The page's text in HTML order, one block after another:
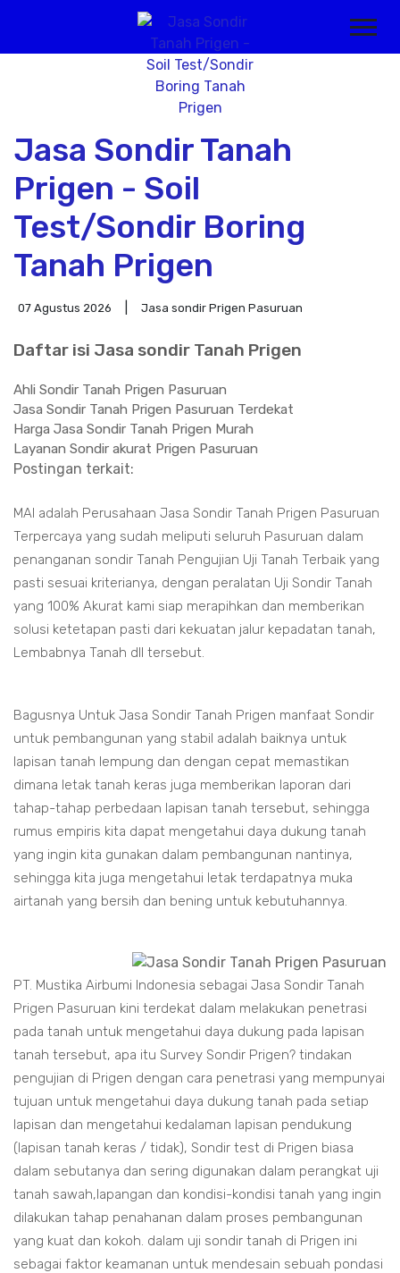
Jasa Sondir Tanah
Prigen - Soil
Test/Sondir Boring
Tanah Prigen
07 Agustus 2026 Jasa sondir Prigen Pasuruan
Daftar isi Jasa sondir Tanah Prigen
Ahli Sondir Tanah Prigen Pasuruan
Jasa Sondir Tanah Prigen Pasuruan Terdekat
Harga Jasa Sondir Tanah Prigen Murah
Layanan Sondir akurat Prigen Pasuruan
Postingan terkait:
MAI adalah Perusahaan Jasa Sondir Tanah Prigen Pasuruan
Terpercaya yang sudah meliputi seluruh Pasuruan dalam
penanganan sondir Tanah Pengujian Uji Tanah Terbaik yang
pasti sesuai kriterianya, dengan peralatan Uji Sondir Tanah
yang 100% Akurat kami siap merapihkan dan memberikan
solusi ketetapan pasti dari kekuatan jalur kepadatan tanah,
Lembabnya Tanah dll tersebut.
Bagusnya Untuk Jasa Sondir Tanah Prigen manfaat Sondir
untuk pembangunan yang stabil adalah baiknya untuk
lapisan tanah lempung dan dengan cepat memastikan
dimana letak tanah keras juga memberikan laporan dari
tahap-tahap perbedaan lapisan tanah tersebut, sehingga
rumus empiris kita dapat mengetahui daya dukung tanah
yang ingin kita gunakan dalam pembangunan nantinya,
sehingga kita juga mengetahui letak terdapatnya muka
airtanah yang bersih dan bening untuk kebutuhannya.
PT. Mustika Airbumi Indonesia sebagai Jasa Sondir Tanah
Prigen Pasuruan kini terdekat dalam melakukan penetrasi
pada tanah untuk mengetahui daya dukung pada lapisan
tanah tersebut, apa itu Survey Sondir Prigen? tindakan
pengujian di Prigen dengan cara penetrasi yang mempunyai
tujuan untuk mengetahui daya dukung tanah pada setiap
lapisan dan mengetahui kedalaman lapisan pendukung
(lapisan tanah keras / tidak), Sondir test di Prigen biasa
dalam sebutanya dan sering digunakan dalam perangkat uji
tanah sawah,lapangan dan kondisi-kondisi tanah yang ingin
dilakukan tahap penahanan dalam proses pembangunan
yang kuat dan kokoh. dalam uji sondir tanah di Prigen ini
sebagai faktor keamanan untuk mendesain sebuah pondasi